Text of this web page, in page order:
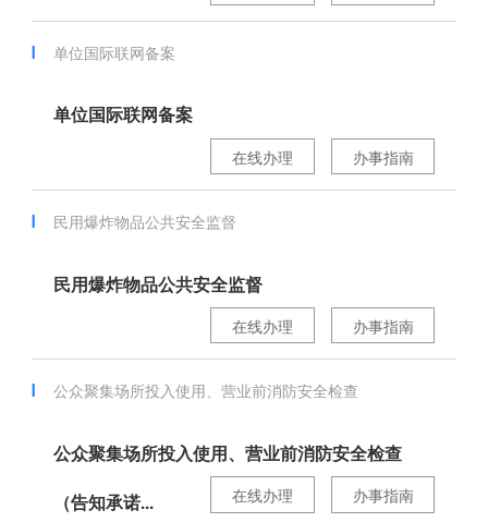
单位国际联网备案
单位国际联网备案
办事指南
在线办理
民用爆炸物品公共安全监督
民用爆炸物品公共安全监督
办事指南
在线办理
公众聚集场所投入使用、营业前消防安全检查
公众聚集场所投入使用、营业前消防安全检查
（告知承诺... 办事指南
在线办理